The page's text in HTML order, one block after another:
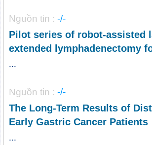
Nguồn tin : -/-
Pilot series of robot-assisted
extended lymphadenectomy
...
Nguồn tin : -/-
The Long-Term Results of
Early Gastric Cancer Patients
...